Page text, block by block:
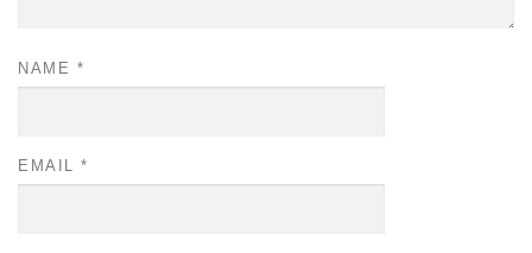
NAME *
EMAIL *